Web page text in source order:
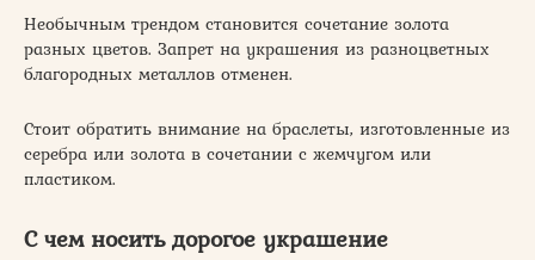
Необычным трендом становится сочетание золота
разных цветов. Запрет на украшения из разноцветных
благородных металлов отменен.
Стоит обратить внимание на браслеты, изготовленные из
серебра или золота в сочетании с жемчугом или
пластиком.
С чем носить дорогое украшение